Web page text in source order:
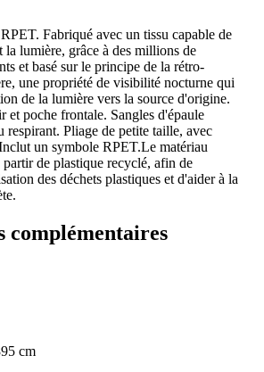
Fabriqué avec un tissu capable de
la lumière, grâce à des millions de
et basé sur le principe de la rétro-
une propriété de visibilité nocturne qui
de la lumière vers la source d'origine.
et poche frontale. Sangles d'épaule
respirant. Pliage de petite taille, avec
un symbole RPET.Le matériau
de plastique recyclé, afin de
des déchets plastiques et d'aider à la
complémentaires
cm